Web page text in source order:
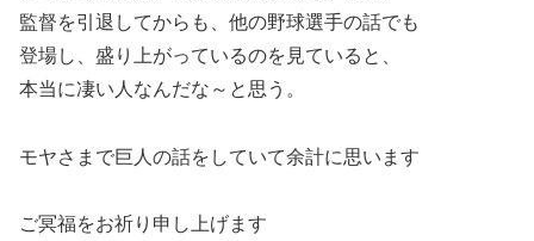
監督を引退してからも、他の野球選手の話でも
登場し、盛り上がっているのを見ていると、
本当に凄い人なんだな～と思う。
モヤさまで巨人の話をしていて余計に思います
ご冥福をお祈り申し上げます